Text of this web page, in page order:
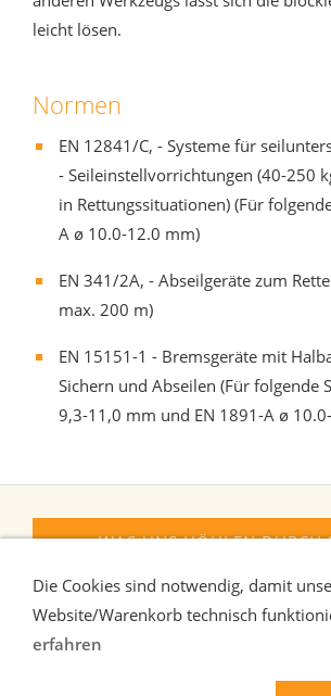
leicht lösen.
Normen
EN 12841/C, - Systeme für
- Seileinstellvorrichtungen (40-250
in Rettungssituationen) (Für
A ø 10.0-12.0 mm)
EN 341/2A, - Abseilgeräte zum
max. 200 m)
EN 15151-1 - Bremsgeräte mit
Sichern und Abseilen (Für folgende
9,3-11,0 mm und EN 1891-A ø
WAS UNS HÖHLEN DURCH
AGB
Die Cookies sind notwendig, damit
Website/Warenkorb technisch
erfahren